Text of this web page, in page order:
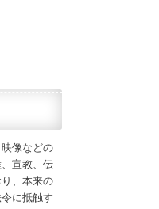
像などの
宣教、伝
、本来の
に抵触す